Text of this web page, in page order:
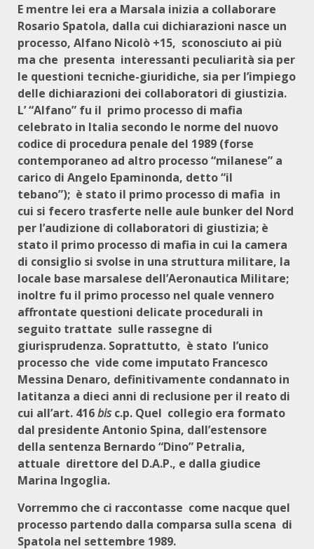
E mentre lei era a Marsala inizia a collaborare
Rosario Spatola, dalla cui dichiarazioni nasce un
processo, Alfano Nicolò +15, sconosciuto ai più
ma che presenta interessanti peculiarità sia per
le questioni tecniche-giuridiche, sia per l’impiego
delle dichiarazioni dei collaboratori di giustizia.
L’ “Alfano” fu il primo processo di mafia
celebrato in Italia secondo le norme del nuovo
codice di procedura penale del 1989 (forse
contemporaneo ad altro processo “milanese” a
carico di Angelo Epaminonda, detto “il
tebano”); è stato il primo processo di mafia in
cui si fecero trasferte nelle aule bunker del Nord
per l’audizione di collaboratori di giustizia; è
stato il primo processo di mafia in cui la camera
di consiglio si svolse in una struttura militare, la
locale base marsalese dell’Aeronautica Militare;
inoltre fu il primo processo nel quale vennero
affrontate questioni delicate procedurali in
seguito trattate sulle rassegne di
giurisprudenza. Soprattutto, è stato l’unico
processo che vide come imputato Francesco
Messina Denaro, definitivamente condannato in
latitanza a dieci anni di reclusione per il reato di
cui all’art. 416bisc.p. Quel collegio era formato
dal presidente Antonio Spina, dall’estensore
della sentenza Bernardo “Dino” Petralia,
attuale direttore del D.A.P., e dalla giudice
Marina Ingoglia.
Vorremmo che ci raccontasse come nacque quel
processo partendo dalla comparsa sulla scena di
Spatola nel settembre 1989.